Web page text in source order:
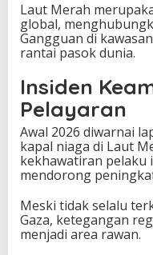
Laut Merah
global,
Gangguan di
rantai pasok dunia.
Insiden
Pelayaran
Awal 2026 diwarnai
kapal niaga di Laut
kekhawatiran pelaku
mendorong
Meski tidak selalu
Gaza, ketegangan
menjadi area rawan.